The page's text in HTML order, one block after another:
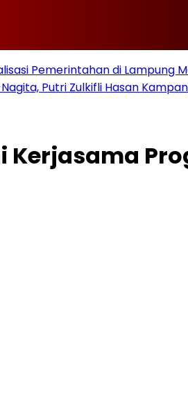
Pemerintahan di Lampung
Putri Zulkifli Hasan
Kerjasama